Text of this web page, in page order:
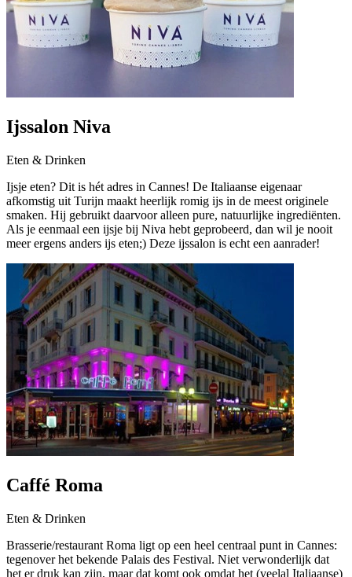
Ijssalon Niva
Eten & Drinken
Ijsje eten? Dit is hét adres in Cannes! De Italiaanse eigenaar
afkomstig uit Turijn maakt heerlijk romig ijs in de meest originele
smaken. Hij gebruikt daarvoor alleen pure, natuurlijke ingrediënten.
Als je eenmaal een ijsje bij Niva hebt geprobeerd, dan wil je nooit
meer ergens anders ijs eten;) Deze ijssalon is echt een aanrader!
Caffé Roma
Eten & Drinken
Brasserie/restaurant Roma ligt op een heel centraal punt in Cannes:
tegenover het bekende Palais des Festival. Niet verwonderlijk dat
het er druk kan zijn, maar dat komt ook omdat het (veelal Italiaanse)